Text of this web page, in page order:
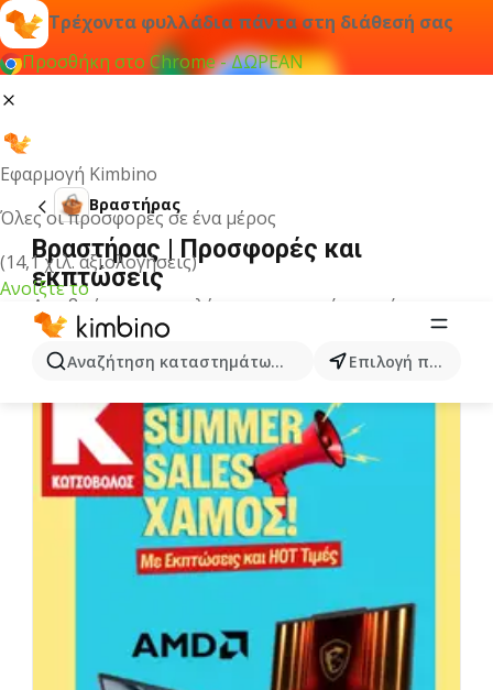
Τρέχοντα φυλλάδια πάντα στη διάθεσή σας
Προσθήκη στο Chrome - ΔΩΡΕΑΝ
Εφαρμογή Kimbino
Όλες οι προσφορές σε ένα μέρος
(14,1 χιλ. αξιολογήσεις)
Ανοίξτε το
Αναζήτηση καταστημάτων, κατηγοριών, προϊόντων...
Επιλογή πόλης
Βραστήρας
Βραστήρας | Προσφορές και
εκπτώσεις
Δεν βρήκαμε αποτελέσματα για αυτόν τον όρο.
Άλλα φυλλάδια από την κατηγορία